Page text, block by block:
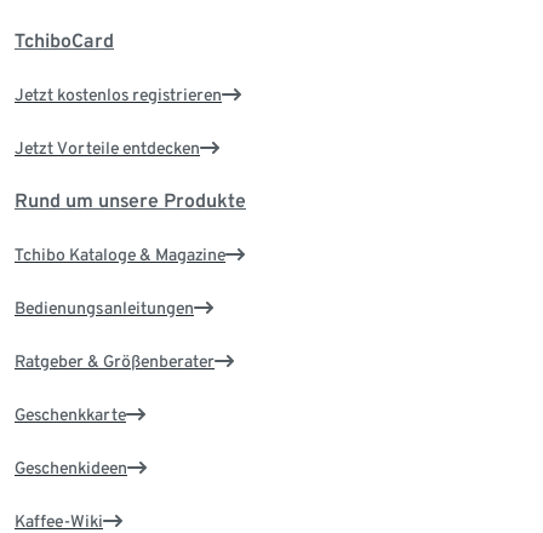
TchiboCard
Jetzt kostenlos registrieren
Jetzt Vorteile entdecken
Rund um unsere Produkte
Tchibo Kataloge & Magazine
Bedienungsanleitungen
Ratgeber & Größenberater
Geschenkkarte
Geschenkideen
Kaffee-Wiki